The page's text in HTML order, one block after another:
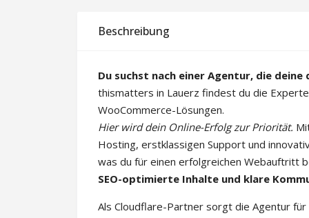
Beschreibung
Du suchst nach einer Agentur, die
thismatters in Lauerz findest du die
WooCommerce-Lösungen.
Hier wird dein Online-Erfolg zur Priorität.
Hosting, erstklassigen Support und
was du für einen erfolgreichen Webauftritt
SEO-optimierte Inhalte und klare
Als Cloudflare-Partner sorgt die Agentur